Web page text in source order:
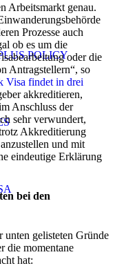
POLICY
Arbeitsmarkt genau.
Prozesse auch
ob es um die
oder die
Antragstellern“, so
Visa findet in drei
akkreditieren,
Anschluss der
sehr verwundert,
Akkreditierung
und mit
eindeutige Erklärung
bei den
unten gelisteten Gründe
die momentane
hat: